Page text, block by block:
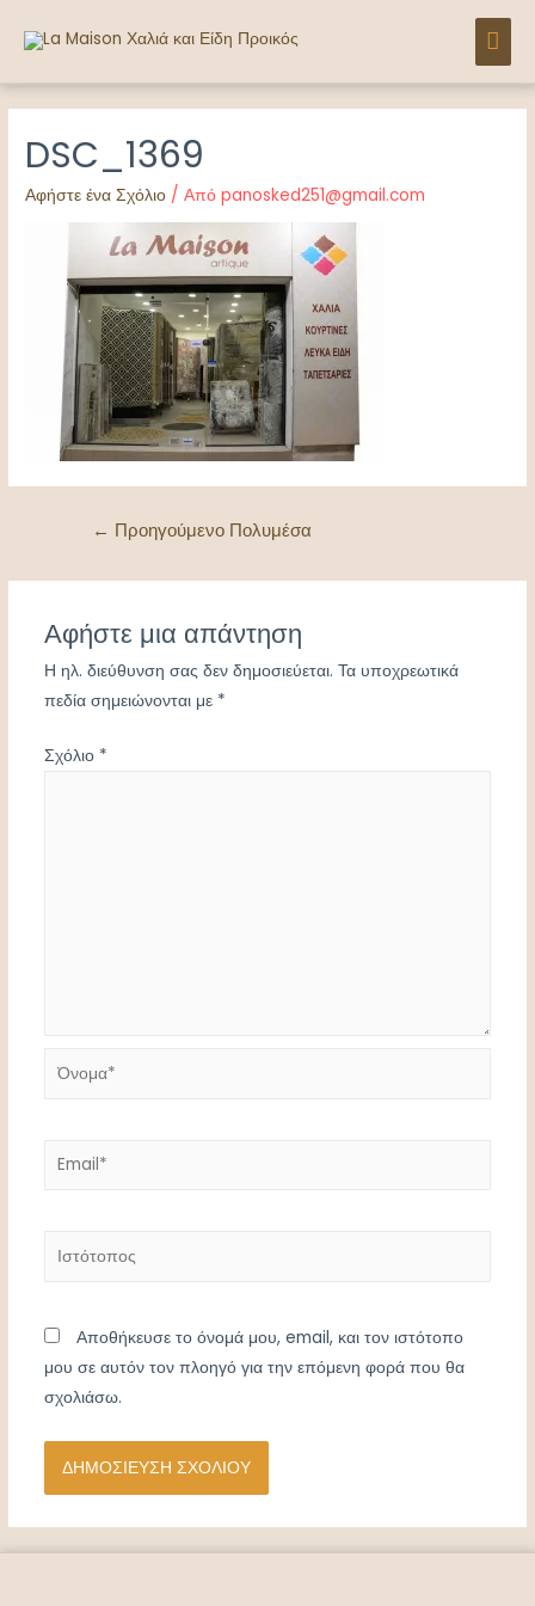
DSC_1369
Αφήστε ένα Σχόλιο / Απόpanosked251@gmail.com
← Προηγούμενο Πολυμέσα
Αφήστε μια απάντηση
Η ηλ. διεύθυνση σας δεν δημοσιεύεται. Τα υποχρεωτικά
πεδία σημειώνονται με *
Σχόλιο *
Αποθήκευσε το όνομά μου, email, και τον ιστότοπο
μου σε αυτόν τον πλοηγό για την επόμενη φορά που θα
σχολιάσω.